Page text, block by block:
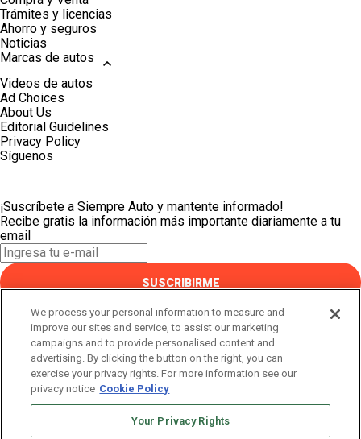
Trámites y licencias
Ahorro y seguros
Noticias
Marcas de autos
Videos de autos
Ad Choices
About Us
Editorial Guidelines
Privacy Policy
Síguenos
¡Suscríbete a Siempre Auto y mantente informado!
Recibe gratis la información más importante diariamente a tu
email
SUSCRIBIRME
Este sitio está protegido por reCAPTCHA y Google
Política de
privacidady Se aplican lasCondiciones de servicio
¡Muchas gracias!
¡Suscríbete a Siempre Auto y mantente informado!
Recibe gratis la información más importante diariamente a tu
We process your personal information to measure and
improve our sites and service, to assist our marketing
campaigns and to provide personalised content and
advertising. By clicking the button on the right, you can
exercise your privacy rights. For more information see our
privacy notice Cookie Policy
Your Privacy Rights